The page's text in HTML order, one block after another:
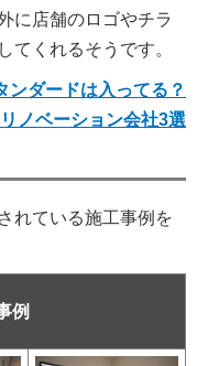
に店舗のロゴやチラ
てくれるそうです。
ンダードは入ってる？
ノベーション会社3選
れている施工事例を
例